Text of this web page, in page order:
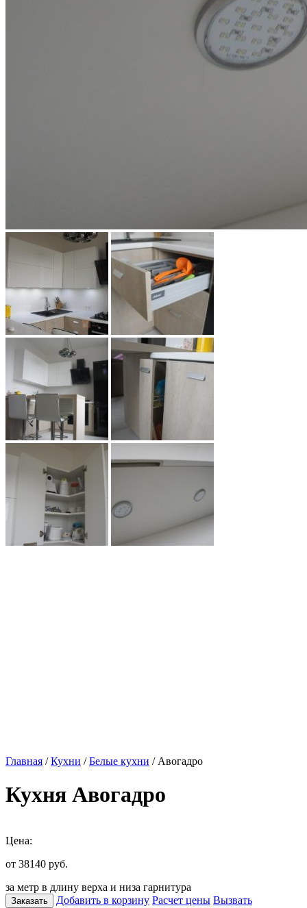
Главная /Кухни /Белые кухни / Авогадро
Кухня Авогадро
Цена:
от 38140 руб.
за метр в длину верха и низа гарнитура
Заказать Добавить в корзину Расчет цены Вызвать